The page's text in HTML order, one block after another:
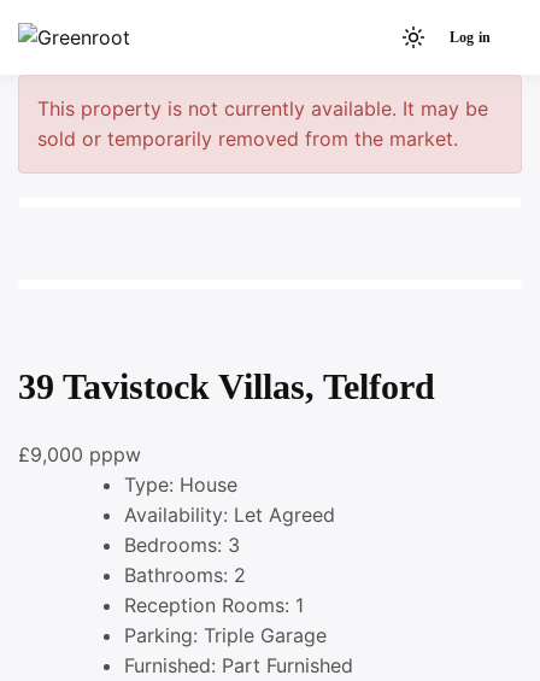
content
Greenroot
Light
mode
(click
to
switch
Log in
This property is not currently available. It may be
sold or temporarily removed from the market.
39 Tavistock Villas, Telford
£9,000 pppw
Type: House
Availability: Let Agreed
Bedrooms: 3
Bathrooms: 2
Reception Rooms: 1
Parking: Triple Garage
Furnished: Part Furnished